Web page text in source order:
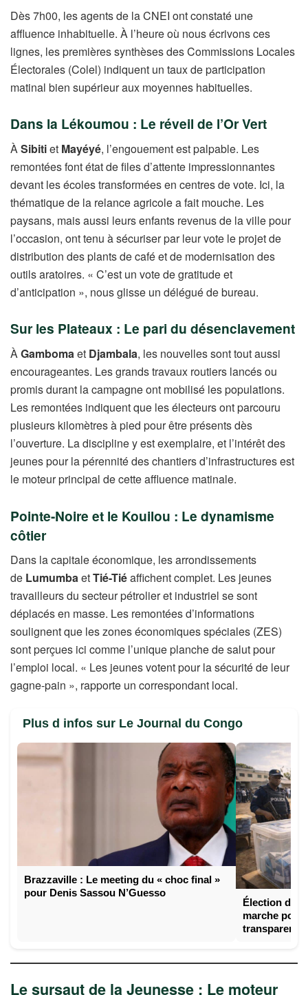
Dès 7h00, les agents de la CNEI ont constaté une
affluence inhabituelle. À l’heure où nous écrivons ces
lignes, les premières synthèses des Commissions Locales
Électorales (Colel) indiquent un taux de participation
matinal bien supérieur aux moyennes habituelles.
Dans la Lékoumou : Le réveil de l’Or Vert
ÀSibitiet Mayéyé, l’engouement est palpable. Les
remontées font état de files d’attente impressionnantes
devant les écoles transformées en centres de vote. Ici, la
thématique de la relance agricole a fait mouche. Les
paysans, mais aussi leurs enfants revenus de la ville pour
l’occasion, ont tenu à sécuriser par leur vote le projet de
distribution des plants de café et de modernisation des
outils aratoires. « C’est un vote de gratitude et
d’anticipation », nous glisse un délégué de bureau.
Sur les Plateaux : Le pari du désenclavement
ÀGambomaet Djambala, les nouvelles sont tout aussi
encourageantes. Les grands travaux routiers lancés ou
promis durant la campagne ont mobilisé les populations.
Les remontées indiquent que les électeurs ont parcouru
plusieurs kilomètres à pied pour être présents dès
l’ouverture. La discipline y est exemplaire, et l’intérêt des
jeunes pour la pérennité des chantiers d’infrastructures est
le moteur principal de cette affluence matinale.
Pointe-Noire et le Kouilou : Le dynamisme
côtier
Dans la capitale économique, les arrondissements
de LumumbaetTié-Tiéaffichent complet. Les jeunes
travailleurs du secteur pétrolier et industriel se sont
déplacés en masse. Les remontées d’informations
soulignent que les zones économiques spéciales (ZES)
sont perçues ici comme l’unique planche de salut pour
l’emploi local. « Les jeunes votent pour la sécurité de leur
gagne-pain », rapporte un correspondant local.
Plus d infos sur Le Journal du Congo
Brazzaville : Le meeting du « choc final »
pour Denis Sassou N’Guesso
Élection du
marche pour
transparent
Le sursaut de la Jeunesse : Le moteur